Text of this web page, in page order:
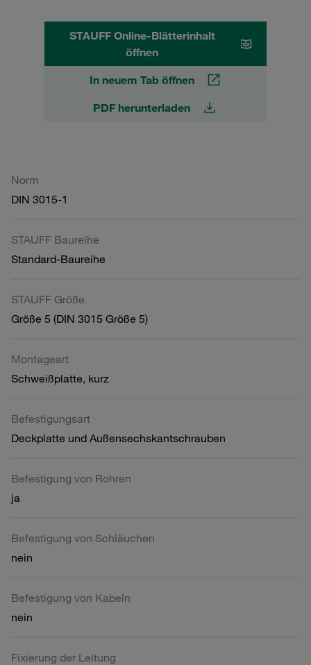
STAUFF Online-Blätterinhalt
öffnen
In neuem Tab öffnen
PDF herunterladen
Norm
DIN 3015-1
STAUFF Baureihe
Standard-Baureihe
STAUFF Größe
Größe 5 (DIN 3015 Größe 5)
Montageart
Schweißplatte, kurz
Befestigungsart
Deckplatte und Außensechskantschrauben
Befestigung von Rohren
ja
Befestigung von Schläuchen
nein
Befestigung von Kabeln
nein
Fixierung der Leitung